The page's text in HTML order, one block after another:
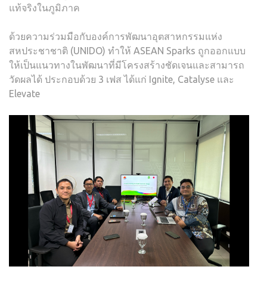
แท้จริงในภูมิภาค
ด้วยความร่วมมือกับองค์การพัฒนาอุตสาหกรรมแห่ง
สหประชาชาติ (UNIDO) ทำให้ ASEAN Sparks ถูกออกแบบ
ให้เป็นแนวทางในพัฒนาที่มีโครงสร้างชัดเจนและสามารถ
วัดผลได้ ประกอบด้วย 3 เฟส ได้แก่ Ignite, Catalyse และ
Elevate